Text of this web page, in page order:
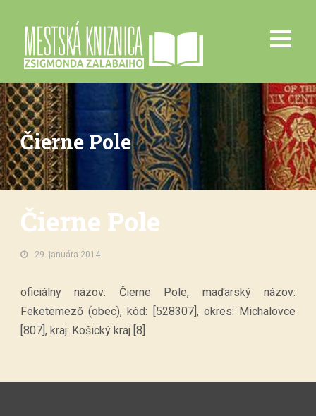
Čierne Pole
Čierne Pole
29. januára 2014.
oficiálny názov: Čierne Pole, maďarský názov:
Feketemező (obec), kód: [528307], okres: Michalovce
[807], kraj: Košický kraj [8]